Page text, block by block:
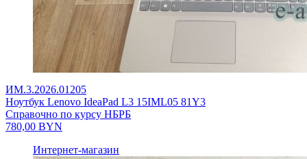
ИМ.3.2026.01205
Ноутбук Lenovo IdeaPad L3 15IML05 81Y3
Справочно по курсу НБРБ
780,00 BYN
Интернет-магазин